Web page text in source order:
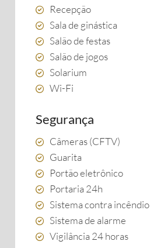
Recepção
Sala de ginástica
Salão de festas
Salão de jogos
Solarium
Wi-Fi
Segurança
Câmeras (CFTV)
Guarita
Portão eletrônico
Portaria 24h
Sistema contra incêndio
Sistema de alarme
Vigilância 24 horas